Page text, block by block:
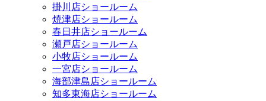
掛川店ショールーム
焼津店ショールーム
春日井店ショールーム
瀬戸店ショールーム
小牧店ショールーム
一宮店ショールーム
海部津島店ショールーム
知多東海店ショールーム